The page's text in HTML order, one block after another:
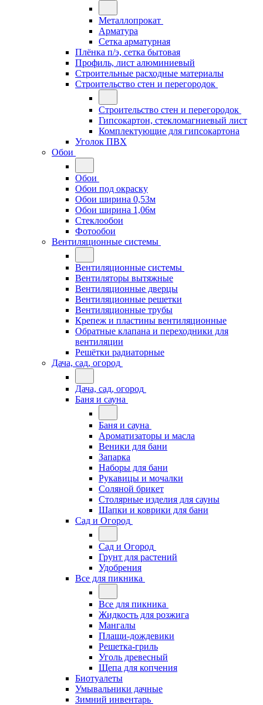
Металлопрокат
Арматура
Сетка арматурная
Плёнка п/э, сетка бытовая
Профиль, лист алюминиевый
Строительные расходные материалы
Строительство стен и перегородок
Строительство стен и перегородок
Гипсокартон, стекломагниевый лист
Комплектующие для гипсокартона
Уголок ПВХ
Обои
Обои
Обои под окраску
Обои ширина 0,53м
Обои ширина 1,06м
Стеклообои
Фотообои
Вентиляционные системы
Вентиляционные системы
Вентиляторы вытяжные
Вентиляционные дверцы
Вентиляционные решетки
Вентиляционные трубы
Крепеж и пластины вентиляционные
Обратные клапана и переходники для
вентиляции
Решётки радиаторные
Дача, сад, огород
Дача, сад, огород
Баня и сауна
Баня и сауна
Ароматизаторы и масла
Веники для бани
Запарка
Наборы для бани
Рукавицы и мочалки
Соляной брикет
Столярные изделия для сауны
Шапки и коврики для бани
Сад и Огород
Сад и Огород
Грунт для растений
Удобрения
Все для пикника
Все для пикника
Жидкость для розжига
Мангалы
Плащи-дождевики
Решетка-гриль
Уголь древесный
Щепа для копчения
Биотуалеты
Умывальники дачные
Зимний инвентарь